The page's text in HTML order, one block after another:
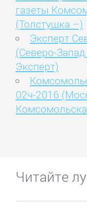
газеты
(Толстушка –)
Эксперт
(Северо-
Эксперт)
02ч-2016
Читайте